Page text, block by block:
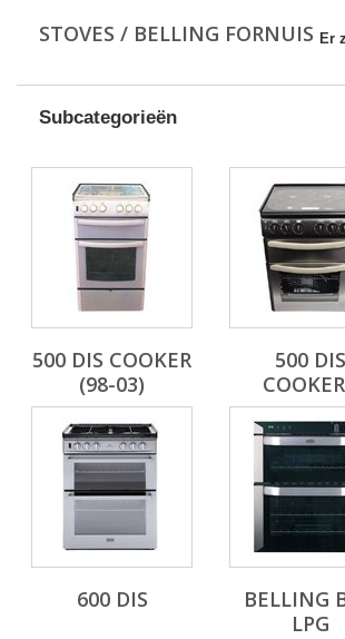
STOVES / BELLING FORNUIS Er
Subcategorieën
500 DIS COOKER
(98-03)
500 DIS
600 DIS
BELLING
LPG